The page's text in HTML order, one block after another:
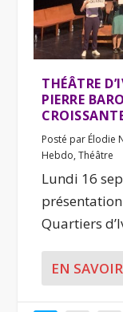
THÉÂTRE
PIERRE
Posté par Élodie
Hebdo,Théâtre
Lundi 16
Quartiers
EN